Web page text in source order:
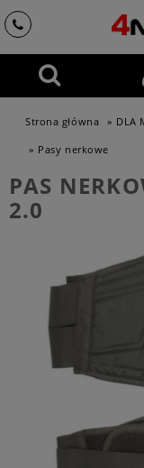
Strona główna » DLA
» Pasy nerkowe
PAS
2.0